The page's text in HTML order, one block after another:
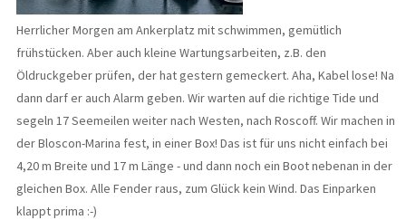
Herrlicher Morgen am Ankerplatz mit schwimmen, gemütlich
frühstücken. Aber auch kleine Wartungsarbeiten, z.B. den
Öldruckgeber prüfen, der hat gestern gemeckert. Aha, Kabel lose! Na
dann darf er auch Alarm geben. Wir warten auf die richtige Tide und
segeln 17 Seemeilen weiter nach Westen, nach Roscoff. Wir machen in
der Bloscon-Marina fest, in einer Box! Das ist für uns nicht einfach bei
4,20 m Breite und 17 m Länge - und dann noch ein Boot nebenan in der
gleichen Box. Alle Fender raus, zum Glück kein Wind. Das Einparken
klappt prima :-)